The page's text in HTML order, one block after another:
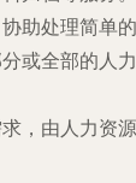
助处理简单
或全部的
，由人力